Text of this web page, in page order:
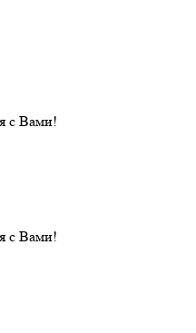
с Вами!
с Вами!